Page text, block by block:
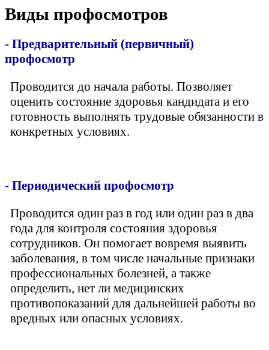
Виды профосмотров
- Предварительный (первичный)
профосмотр
Проводится до начала работы. Позволяет
оценить состояние здоровья кандидата и его
готовность выполнять трудовые обязанности в
конкретных условиях.
- Периодический профосмотр
Проводится один раз в год или один раз в два
года для контроля состояния здоровья
сотрудников. Он помогает вовремя выявить
заболевания, в том числе начальные признаки
профессиональных болезней, а также
определить, нет ли медицинских
противопоказаний для дальнейшей работы во
вредных или опасных условиях.